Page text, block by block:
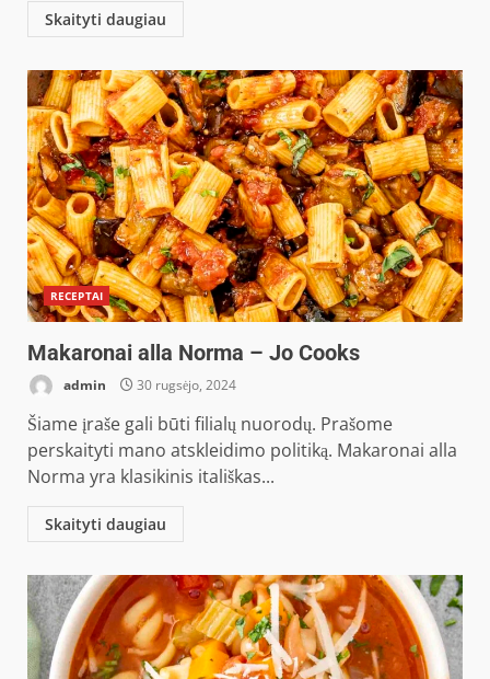
Skaityti daugiau
RECEPTAI
Makaronai alla Norma – Jo Cooks
admin 30 rugsėjo, 2024
Šiame įraše gali būti filialų nuorodų. Prašome
perskaityti mano atskleidimo politiką. Makaronai alla
Norma yra klasikinis itališkas...
Skaityti daugiau